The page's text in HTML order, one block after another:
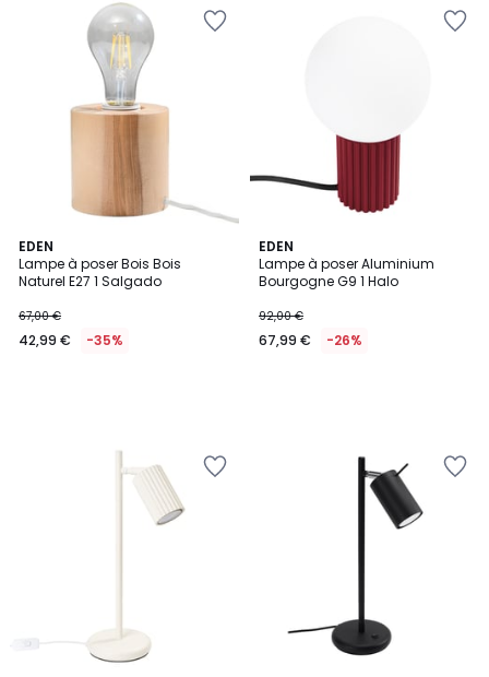
EDEN
Lampe à poser Bois Bois
Naturel E27 1 Salgado
67,00 €
42,99 € -35%
EDEN
Lampe à poser Aluminium
Bourgogne G9 1 Halo
92,00 €
67,99 € -26%